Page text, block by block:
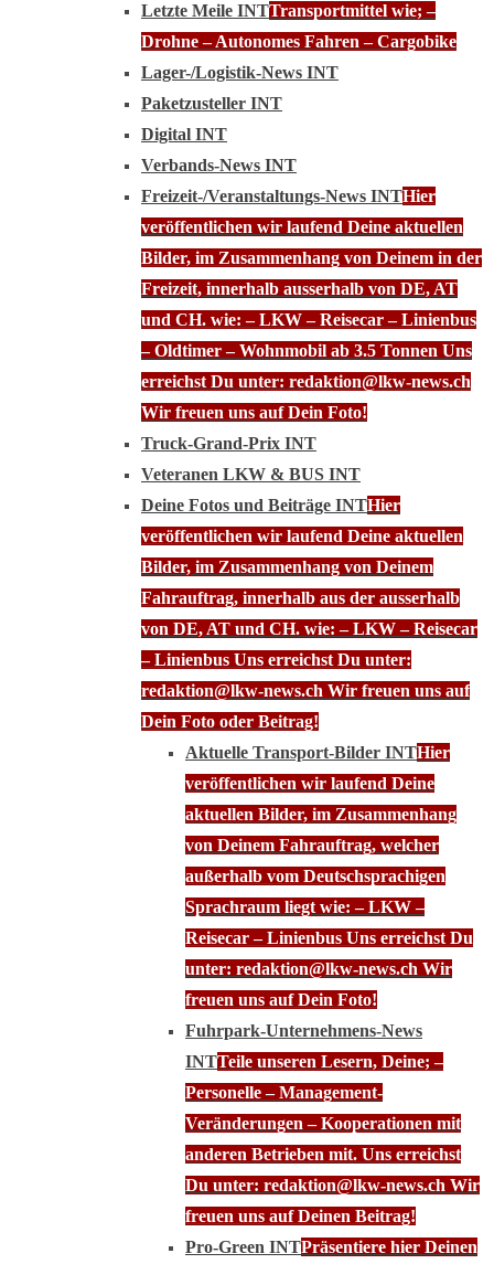
Letzte Meile INTTransportmittel wie; –
Drohne – Autonomes Fahren – Cargobike
Lager-/Logistik-News INT
Paketzusteller INT
Digital INT
Verbands-News INT
Freizeit-/Veranstaltungs-News INTHier
veröffentlichen wir laufend Deine aktuellen
Bilder, im Zusammenhang von Deinem in der
Freizeit, innerhalb ausserhalb von DE, AT
und CH. wie: – LKW – Reisecar – Linienbus
– Oldtimer – Wohnmobil ab 3.5 Tonnen Uns
erreichst Du unter: redaktion@lkw-news.ch
Wir freuen uns auf Dein Foto!
Truck-Grand-Prix INT
Veteranen LKW & BUS INT
Deine Fotos und Beiträge INTHier
veröffentlichen wir laufend Deine aktuellen
Bilder, im Zusammenhang von Deinem
Fahrauftrag, innerhalb aus der ausserhalb
von DE, AT und CH. wie: – LKW – Reisecar
– Linienbus Uns erreichst Du unter:
redaktion@lkw-news.ch Wir freuen uns auf
Dein Foto oder Beitrag!
Aktuelle Transport-Bilder INTHier
veröffentlichen wir laufend Deine
aktuellen Bilder, im Zusammenhang
von Deinem Fahrauftrag, welcher
außerhalb vom Deutschsprachigen
Sprachraum liegt wie: – LKW –
Reisecar – Linienbus Uns erreichst Du
unter: redaktion@lkw-news.ch Wir
freuen uns auf Dein Foto!
Fuhrpark-Unternehmens-News
INTTeile unseren Lesern, Deine; –
Personelle – Management-
Veränderungen – Kooperationen mit
anderen Betrieben mit. Uns erreichst
Du unter: redaktion@lkw-news.ch Wir
freuen uns auf Deinen Beitrag!
Pro-Green INTPräsentiere hier Deinen